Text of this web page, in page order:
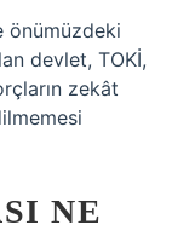
önümüzdeki
devlet, TOKİ,
zekât
NE